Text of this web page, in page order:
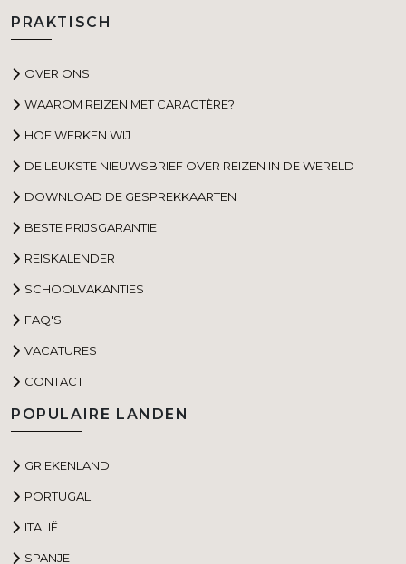
PRAKTISCH
OVER ONS
WAAROM REIZEN MET CARACTÈRE?
HOE WERKEN WIJ
DE LEUKSTE NIEUWSBRIEF OVER REIZEN IN DE WERELD
DOWNLOAD DE GESPREKKAARTEN
BESTE PRIJSGARANTIE
REISKALENDER
SCHOOLVAKANTIES
FAQ'S
VACATURES
CONTACT
POPULAIRE LANDEN
GRIEKENLAND
PORTUGAL
ITALIË
SPANJE